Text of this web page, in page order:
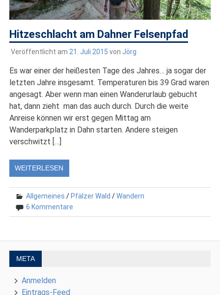
Hitzeschlacht am Dahner Felsenpfad
Veröffentlicht am 21. Juli 2015 von Jörg
Es war einer der heißesten Tage des Jahres… ja sogar der
letzten Jahre insgesamt. Temperaturen bis 39 Grad waren
angesagt. Aber wenn man einen Wanderurlaub gebucht
hat, dann zieht man das auch durch. Durch die weite
Anreise können wir erst gegen Mittag am
Wanderparkplatz in Dahn starten. Andere steigen
verschwitzt […]
WEITERLESEN
Allgemeines / Pfälzer Wald /Wandern
6 Kommentare
META
Anmelden
Eintrags-Feed